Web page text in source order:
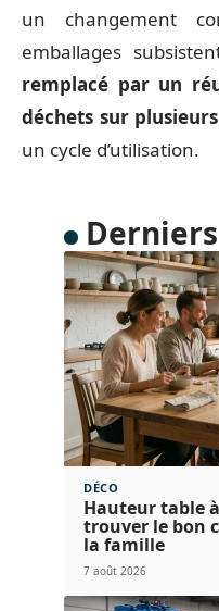
un changement
emballages
remplacé par un
déchets sur
un cycle d’utilisation.
DÉCO
Hauteur table
trouver le bon
la famille
7 août 2026